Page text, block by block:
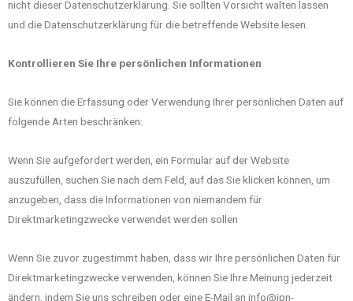
nicht dieser Datenschutzerklärung. Sie sollten Vorsicht walten lassen
und die Datenschutzerklärung für die betreffende Website lesen.
Kontrollieren Sie Ihre persönlichen Informationen
Sie können die Erfassung oder Verwendung Ihrer persönlichen Daten auf
folgende Arten beschränken:
Wenn Sie aufgefordert werden, ein Formular auf der Website
auszufüllen, suchen Sie nach dem Feld, auf das Sie klicken können, um
anzugeben, dass die Informationen von niemandem für
Direktmarketingzwecke verwendet werden sollen
Wenn Sie zuvor zugestimmt haben, dass wir Ihre persönlichen Daten für
Direktmarketingzwecke verwenden, können Sie Ihre Meinung jederzeit
ändern, indem Sie uns schreiben oder eine E-Mail an info@ipn-